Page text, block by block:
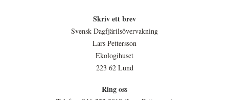
Skriv ett brev
Svensk Dagfjärilsövervakning
Lars Pettersson
Ekologihuset
223 62 Lund
Ring oss